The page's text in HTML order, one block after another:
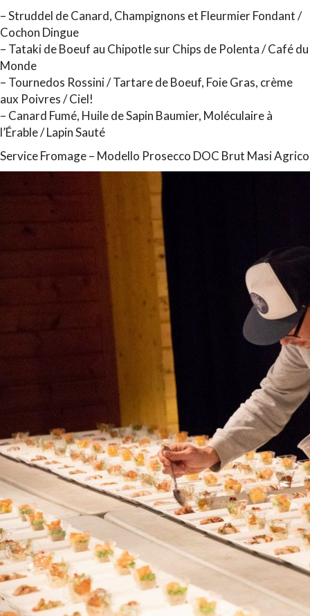
–Struddel de Canard, Champignons et Fleurmier Fondant /
Cochon Dingue
– Tataki de Boeuf au Chipotle sur Chips de Polenta / Café du
Monde
– Tournedos Rossini / Tartare de Boeuf, Foie Gras, crème
aux Poivres / Ciel!
– Canard Fumé, Huile de Sapin Baumier, Moléculaire à
l’Érable / Lapin Sauté
Service Fromage – Modello Prosecco DOC Brut Masi Agrico